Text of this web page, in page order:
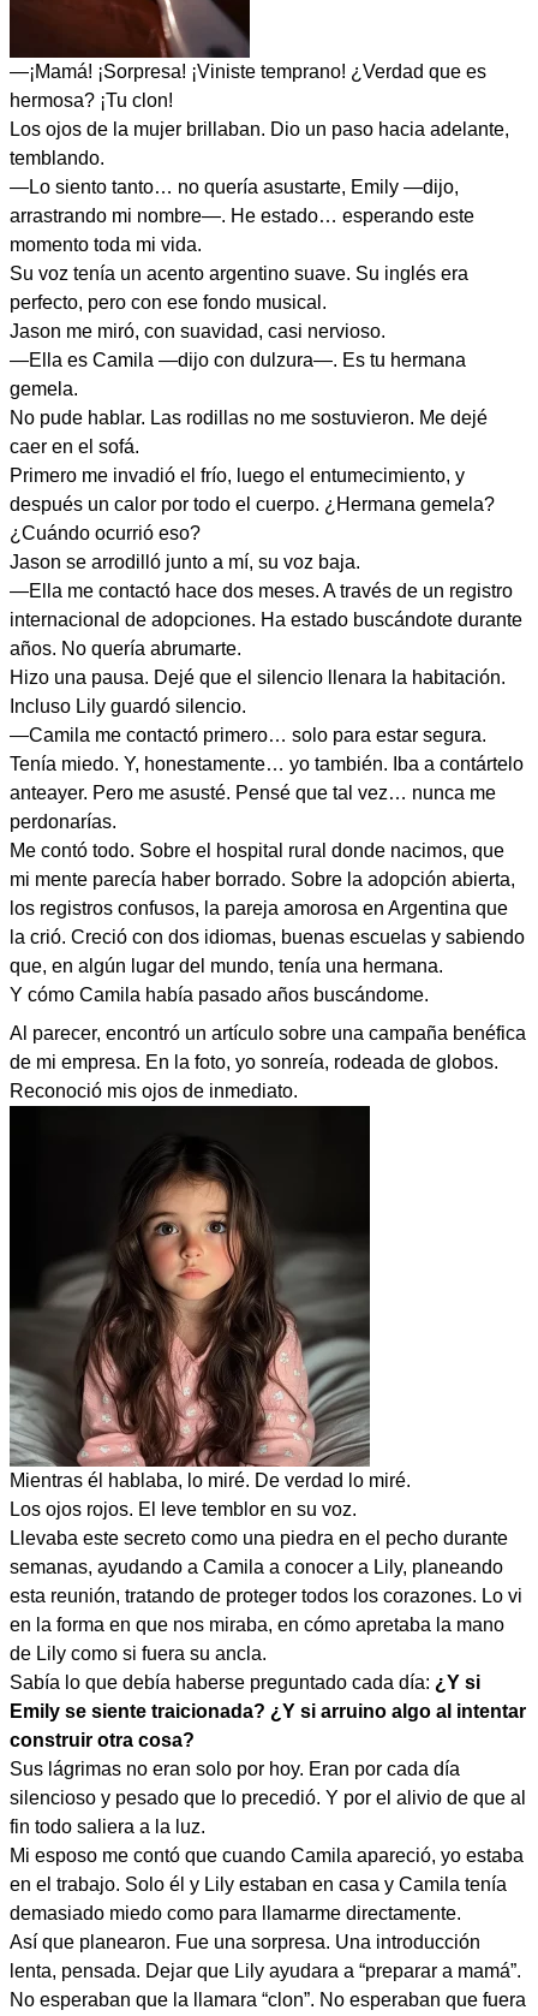
—¡Mamá! ¡Sorpresa! ¡Viniste temprano! ¿Verdad que es
hermosa? ¡Tu clon!
Los ojos de la mujer brillaban. Dio un paso hacia adelante,
temblando.
—Lo siento tanto… no quería asustarte, Emily —dijo,
arrastrando mi nombre—. He estado… esperando este
momento toda mi vida.
Su voz tenía un acento argentino suave. Su inglés era
perfecto, pero con ese fondo musical.
Jason me miró, con suavidad, casi nervioso.
—Ella es Camila —dijo con dulzura—. Es tu hermana
gemela.
No pude hablar. Las rodillas no me sostuvieron. Me dejé
caer en el sofá.
Primero me invadió el frío, luego el entumecimiento, y
después un calor por todo el cuerpo. ¿Hermana gemela?
¿Cuándo ocurrió eso?
Jason se arrodilló junto a mí, su voz baja.
—Ella me contactó hace dos meses. A través de un registro
internacional de adopciones. Ha estado buscándote durante
años. No quería abrumarte.
Hizo una pausa. Dejé que el silencio llenara la habitación.
Incluso Lily guardó silencio.
—Camila me contactó primero… solo para estar segura.
Tenía miedo. Y, honestamente… yo también. Iba a contártelo
anteayer. Pero me asusté. Pensé que tal vez… nunca me
perdonarías.
Me contó todo. Sobre el hospital rural donde nacimos, que
mi mente parecía haber borrado. Sobre la adopción abierta,
los registros confusos, la pareja amorosa en Argentina que
la crió. Creció con dos idiomas, buenas escuelas y sabiendo
que, en algún lugar del mundo, tenía una hermana.
Y cómo Camila había pasado años buscándome.
Al parecer, encontró un artículo sobre una campaña benéfica
de mi empresa. En la foto, yo sonreía, rodeada de globos.
Reconoció mis ojos de inmediato.
Mientras él hablaba, lo miré. De verdad lo miré.
Los ojos rojos. El leve temblor en su voz.
Llevaba este secreto como una piedra en el pecho durante
semanas, ayudando a Camila a conocer a Lily, planeando
esta reunión, tratando de proteger todos los corazones. Lo vi
en la forma en que nos miraba, en cómo apretaba la mano
de Lily como si fuera su ancla.
Sabía lo que debía haberse preguntado cada día: ¿Y si
Emily se siente traicionada? ¿Y si arruino algo al intentar
construir otra cosa?
Sus lágrimas no eran solo por hoy. Eran por cada día
silencioso y pesado que lo precedió. Y por el alivio de que al
fin todo saliera a la luz.
Mi esposo me contó que cuando Camila apareció, yo estaba
en el trabajo. Solo él y Lily estaban en casa y Camila tenía
demasiado miedo como para llamarme directamente.
Así que planearon. Fue una sorpresa. Una introducción
lenta, pensada. Dejar que Lily ayudara a “preparar a mamá”.
No esperaban que la llamara “clon”. No esperaban que fuera